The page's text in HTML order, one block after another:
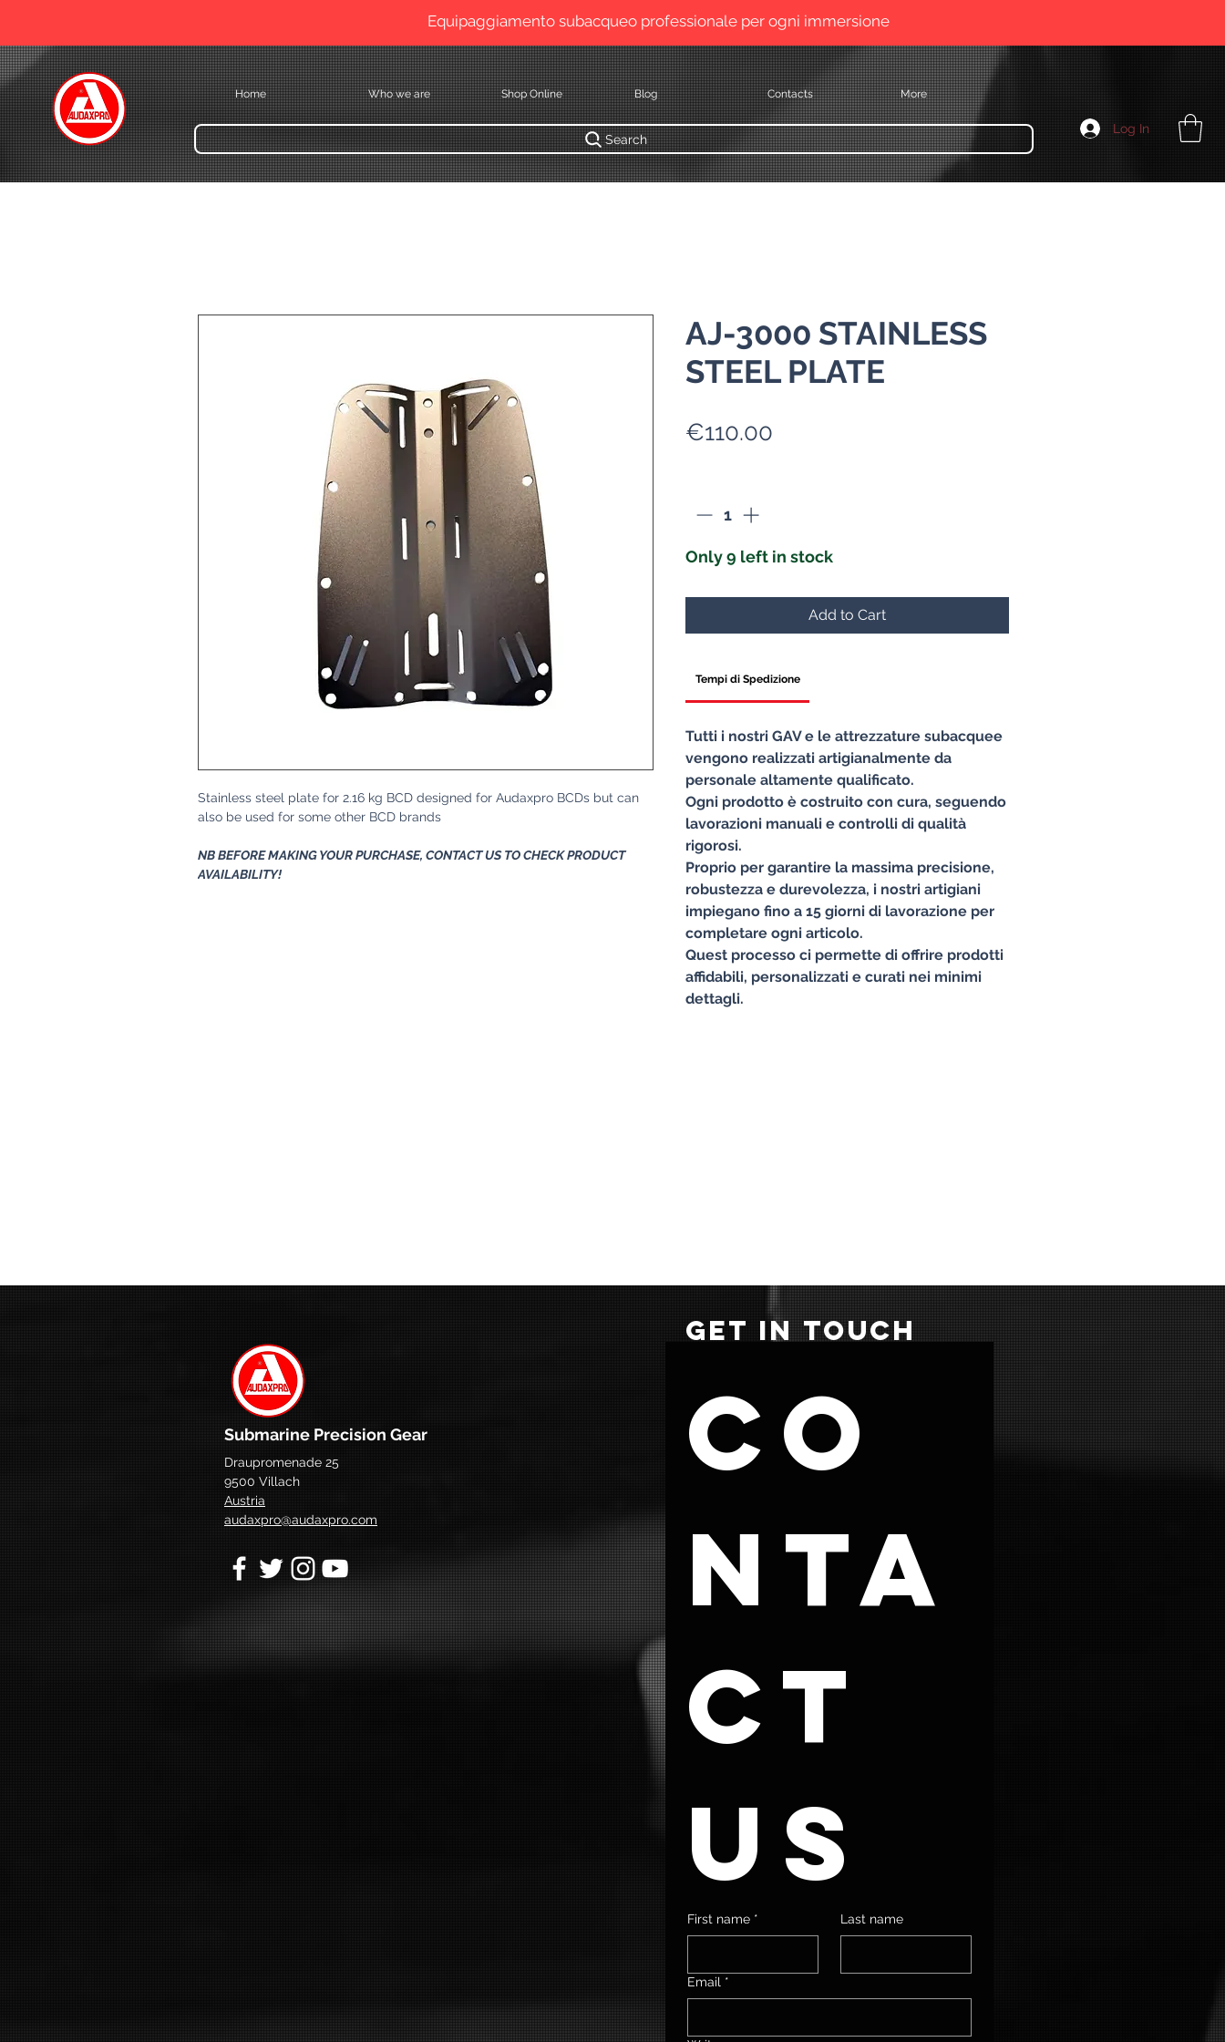
Equipaggiamento subacqueo professionale per ogni immersione
Home Who we are Shop Online Blog Contacts More
Search
Log In
Stainless steel plate for 2.16 kg BCD designed for Audaxpro BCDs but can
also be used for some other BCD brands
NB BEFORE MAKING YOUR PURCHASE, CONTACT US TO CHECK PRODUCT
AVAILABILITY!
AJ-3000 STAINLESS
STEEL PLATE
€110.00
Only 9 left in stock
Add to Cart
Tempi di Spedizione
Tutti i nostri GAV e le attrezzature subacquee
vengono realizzati artigianalmente da
personale altamente qualificato.
Ogni prodotto è costruito con cura, seguendo
lavorazioni manuali e controlli di qualità
rigorosi.
Proprio per garantire la massima precisione,
robustezza e durevolezza, i nostri artigiani
impiegano fino a 15 giorni di lavorazione per
completare ogni articolo.
Quest processo ci permette di offrire prodotti
affidabili, personalizzati e curati nei minimi
dettagli.
Submarine Precision Gear
Draupromenade 25
9500 Villach
Austria
audaxpro@audaxpro.com
GET IN TOUCH
Co
nta
ct
us
First name * Last name
Email *